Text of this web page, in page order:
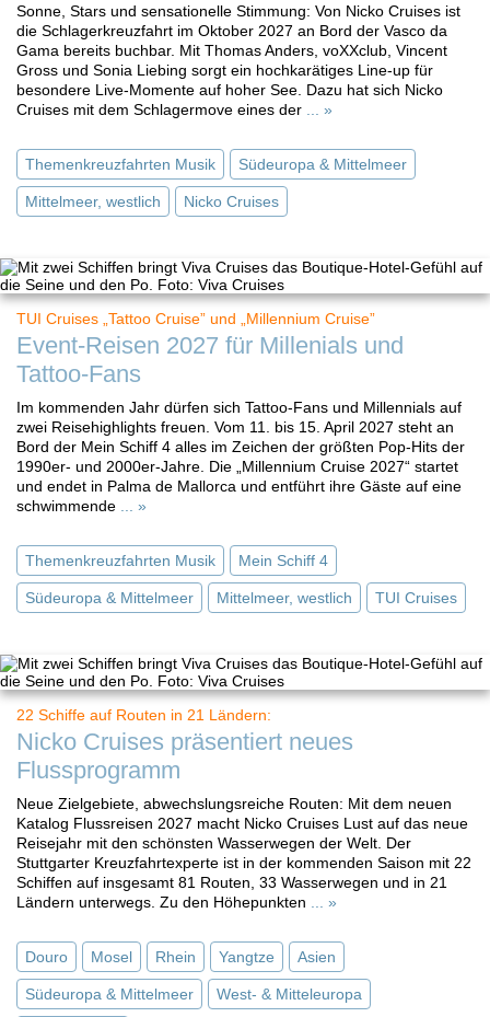
Sonne, Stars und sensationelle Stimmung: Von Nicko Cruises ist
die Schlagerkreuzfahrt im Oktober 2027 an Bord der Vasco da
Gama bereits buchbar. Mit Thomas Anders, voXXclub, Vincent
Gross und Sonia Liebing sorgt ein hochkarätiges Line-up für
besondere Live-Momente auf hoher See. Dazu hat sich Nicko
Cruises mit dem Schlagermove eines der
... »
Themenkreuzfahrten Musik Südeuropa & Mittelmeer
Mittelmeer, westlich Nicko Cruises
TUI Cruises „Tattoo Cruise” und „Millennium Cruise”
Event-Reisen 2027 für Millenials und
Tattoo-Fans
Im kommenden Jahr dürfen sich Tattoo-Fans und Millennials auf
zwei Reisehighlights freuen. Vom 11. bis 15. April 2027 steht an
Bord der Mein Schiff 4 alles im Zeichen der größten Pop-Hits der
1990er- und 2000er-Jahre. Die „Millennium Cruise 2027“ startet
und endet in Palma de Mallorca und entführt ihre Gäste auf eine
schwimmende
... »
Themenkreuzfahrten Musik Mein Schiff 4
Südeuropa & Mittelmeer Mittelmeer, westlich TUI Cruises
22 Schiffe auf Routen in 21 Ländern:
Nicko Cruises präsentiert neues
Flussprogramm
Neue Zielgebiete, abwechslungsreiche Routen: Mit dem neuen
Katalog Flussreisen 2027 macht Nicko Cruises Lust auf das neue
Reisejahr mit den schönsten Wasserwegen der Welt. Der
Stuttgarter Kreuzfahrtexperte ist in der kommenden Saison mit 22
Schiffen auf insgesamt 81 Routen, 33 Wasserwegen und in 21
Ländern unterwegs. Zu den Höhepunkten
... »
Douro Mosel Rhein Yangtze Asien
Südeuropa & Mittelmeer West- & Mitteleuropa